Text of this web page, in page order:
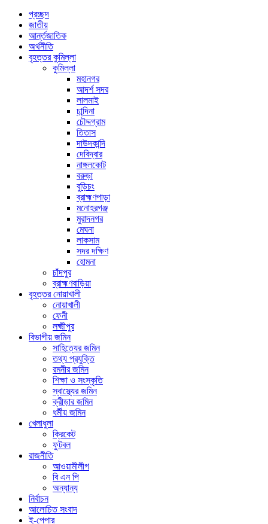
প্রচ্ছদ
জাতীয়
আর্ন্তজাতিক
অর্থনীতি
বৃহত্তর কুমিল্লা
কুমিল্লা
মহানগর
আদর্শ সদর
লালমাই
চান্দিনা
চৌদ্দগ্রাম
তিতাস
দাউদকান্দি
দেবিদ্বার
নাঙ্গলকোট
বরুড়া
বুড়িচং
ব্রাহ্মণপাড়া
মনোহরগঞ্জ
মুরাদনগর
মেঘনা
লাকসাম
সদর দক্ষিণ
হোমনা
চাঁদপুর
ব্রাহ্মণবাড়িয়া
বৃহত্তর নোয়াখালী
নোয়াখালী
ফেনী
লক্ষ্মীপুর
বিভাগীয় জমিন
সাহিত্যের জমিন
তথ্য প্রযুক্তি
রমনীর জমিন
শিক্ষা ও সংস্কৃতি
স্বাস্থ্যের জমিন
ক্রীড়ার জমিন
ধর্মীয় জমিন
খেলাধুলা
ক্রিকেট
ফুটবল
রাজনীতি
আওয়ামীলীগ
বি এন পি
অন্যান্য
নির্বাচন
আলোচিত সংবাদ
ই-পেপার